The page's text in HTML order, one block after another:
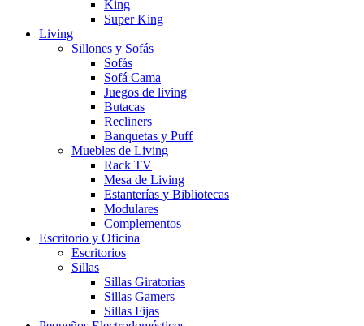
King
Super King
Living
Sillones y Sofás
Sofás
Sofá Cama
Juegos de living
Butacas
Recliners
Banquetas y Puff
Muebles de Living
Rack TV
Mesa de Living
Estanterías y Bibliotecas
Modulares
Complementos
Escritorio y Oficina
Escritorios
Sillas
Sillas Giratorias
Sillas Gamers
Sillas Fijas